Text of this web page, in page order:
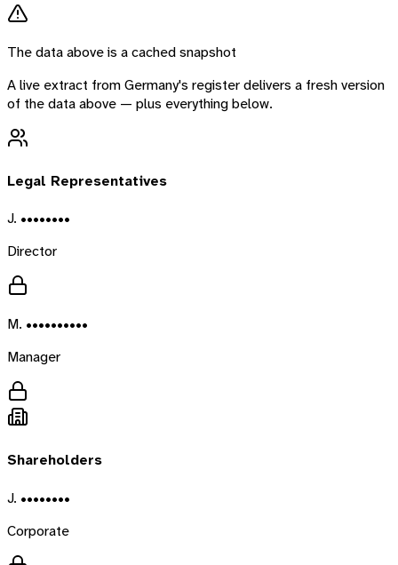
The data above is a cached snapshot
A live extract fromGermany's register delivers a fresh version
of the data above — plus everything below.
Legal Representatives
J. ••••••••
Director
M. ••••••••••
Manager
Shareholders
J. ••••••••
Corporate